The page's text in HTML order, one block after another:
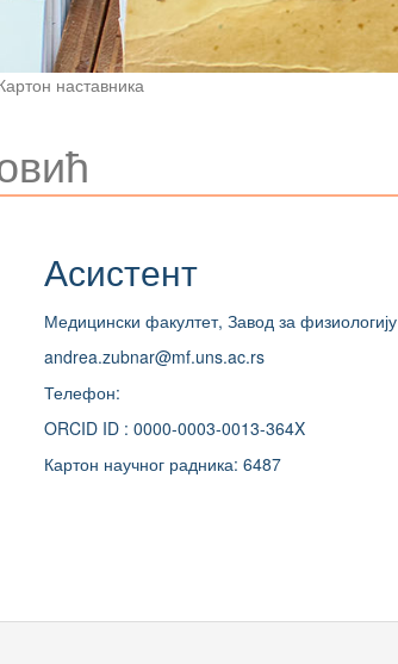
наставника
Асистент
Медицински факултет, Завод за физиологију
andrea.zubnar@mf.uns.ac.rs
Телефон:
ORCID ID : 0000-0003-0013-364X
Картон научног радника: 6487